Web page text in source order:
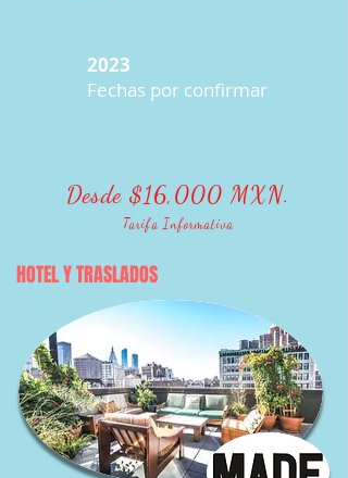
2023
Fechas por confirmar
Desde $16,000 MXN.
Tarifa Informativa
HOTEL Y TRASLADOS